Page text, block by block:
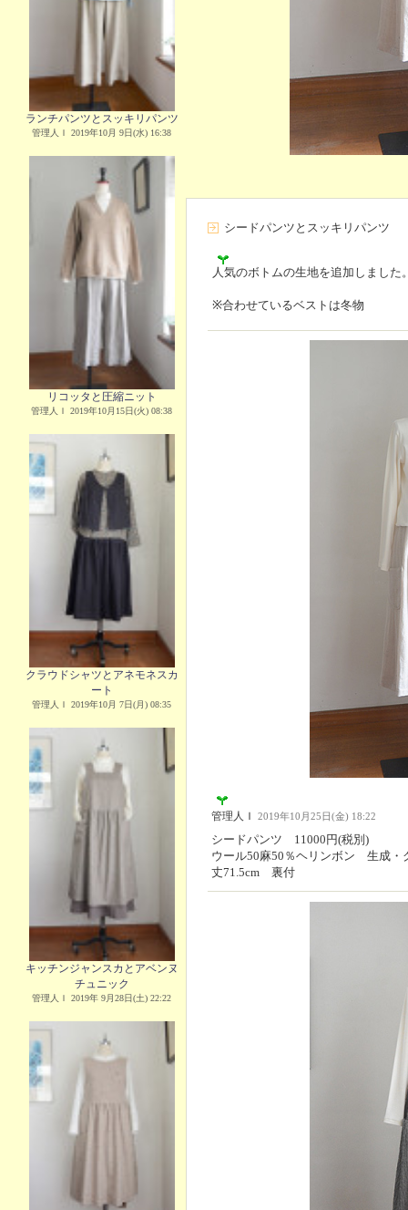
ランチパンツとスッキリパンツ
管理人Ｉ 2019年10月 9日(水) 16:38
リコッタと圧縮ニット
管理人Ｉ 2019年10月15日(火) 08:38
クラウドシャツとアネモネスカ
ート
管理人Ｉ 2019年10月 7日(月) 08:35
キッチンジャンスカとアベンヌ
チュニック
管理人Ｉ 2019年 9月28日(土) 22:22
シードパンツとスッキリパンツ
人気のボトムの生地を追加しました
※合わせているベストは冬物
管理人Ｉ 2019年10月25日(金) 18:22
シードパンツ 11000円(税別)
ウール50麻50％ヘリンボン 生成・
丈71.5cm 裏付